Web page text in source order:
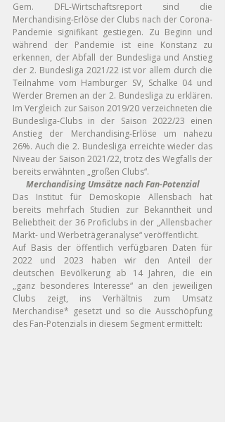
Gem. DFL-Wirtschaftsreport sind die
Merchandising-Erlöse der Clubs nach der Corona-
Pandemie signifikant gestiegen. Zu Beginn und
während der Pandemie ist eine Konstanz zu
erkennen, der Abfall der Bundesliga und Anstieg
der 2. Bundesliga 2021/22 ist vor allem durch die
Teilnahme vom Hamburger SV, Schalke 04 und
Werder Bremen an der 2. Bundesliga zu erklären.
Im Vergleich zur Saison 2019/20 verzeichneten die
Bundesliga-Clubs in der Saison 2022/23 einen
Anstieg der Merchandising-Erlöse um nahezu
26%. Auch die 2. Bundesliga erreichte wieder das
Niveau der Saison 2021/22, trotz des Wegfalls der
bereits erwähnten „großen Clubs“.
Merchandising Umsätze nach Fan-Potenzial
Das Institut für Demoskopie Allensbach hat
bereits mehrfach Studien zur Bekanntheit und
Beliebtheit der 36 Proficlubs in der „Allensbacher
Markt- und Werbeträgeranalyse“ veröffentlicht.
Auf Basis der öffentlich verfügbaren Daten für
2022 und 2023 haben wir den Anteil der
deutschen Bevölkerung ab 14 Jahren, die ein
„ganz besonderes Interesse“ an den jeweiligen
Clubs zeigt, ins Verhältnis zum Umsatz
Merchandise* gesetzt und so die Ausschöpfung
des Fan-Potenzials in diesem Segment ermittelt: